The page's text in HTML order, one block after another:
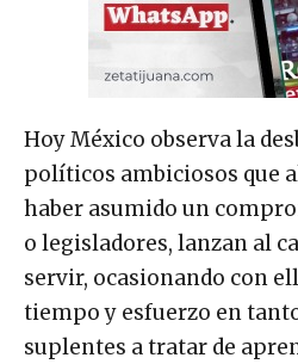
Hoy México observa la
políticos ambiciosos que
haber asumido un
o legisladores, lanzan al
servir, ocasionando con
tiempo y esfuerzo en
suplentes a tratar de